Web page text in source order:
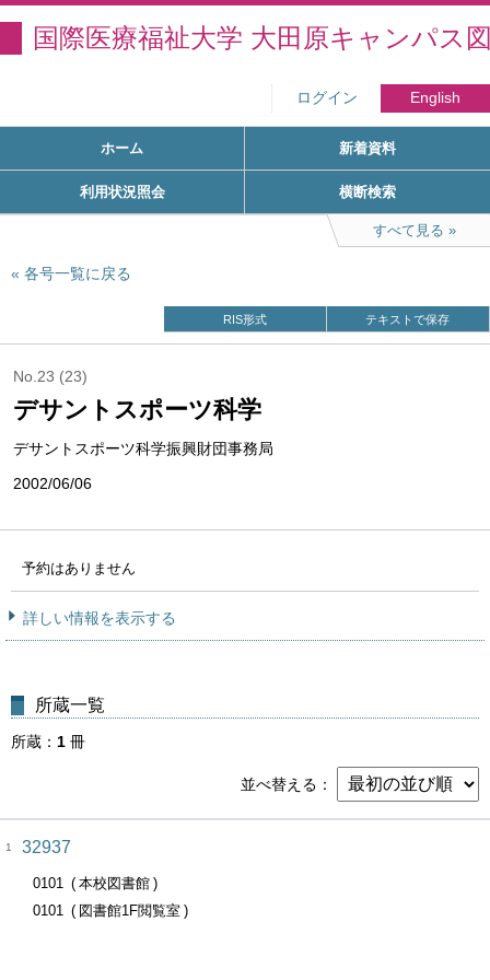
国際医療福祉大学 大田原キャンパス
ログイン English
ホーム 新着資料
利用状況照会 横断検索
すべて見る
各号一覧に戻る
RIS形式 テキストで保存
No.23 (23)
デサントスポーツ科学
デサントスポーツ科学振興財団事務局
2002/06/06
予約はありません
詳しい情報を表示する
所蔵一覧
所蔵 1 冊
並べ替える
1 32937
0101
本校図書館
0101
図書館1F閲覧室